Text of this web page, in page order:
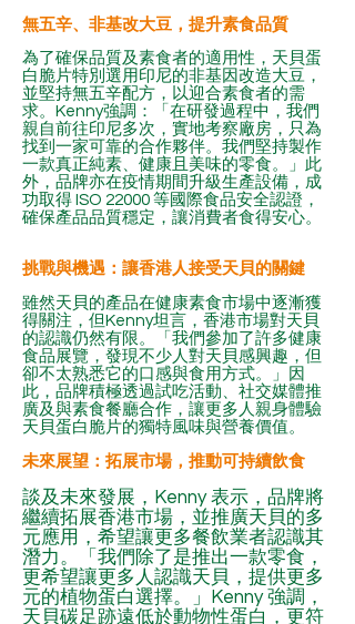
無五辛、非基改大豆，提升素食品質
為了確保品質及素食者的適用性，天貝蛋
白脆片特別選用印尼的非基因改造大豆，
並堅持無五辛配方，以迎合素食者的需
求。Kenny強調：「在研發過程中，我們
親自前往印尼多次，實地考察廠房，只為
找到一家可靠的合作夥伴。我們堅持製作
一款真正純素、健康且美味的零食。」此
外，品牌亦在疫情期間升級生產設備，成
功取得 ISO 22000 等國際食品安全認證，
確保產品品質穩定，讓消費者食得安心。
挑戰與機遇：讓香港人接受天貝的關鍵
雖然天貝的產品在健康素食市場中逐漸獲
得關注，但Kenny坦言，香港市場對天貝
的認識仍然有限。「我們參加了許多健康
食品展覽，發現不少人對天貝感興趣，但
卻不太熟悉它的口感與食用方式。」因
此，品牌積極透過試吃活動、社交媒體推
廣及與素食餐廳合作，讓更多人親身體驗
天貝蛋白脆片的獨特風味與營養價值。
未來展望：拓展市場，推動可持續飲食
談及未來發展，Kenny 表示，品牌將
繼續拓展香港市場，並推廣天貝的多
元應用，希望讓更多餐飲業者認識其
潛力。「我們除了是推出一款零食，
更希望讓更多人認識天貝，提供更多
元的植物蛋白選擇。」Kenny 強調，
天貝碳足跡遠低於動物性蛋白，更符